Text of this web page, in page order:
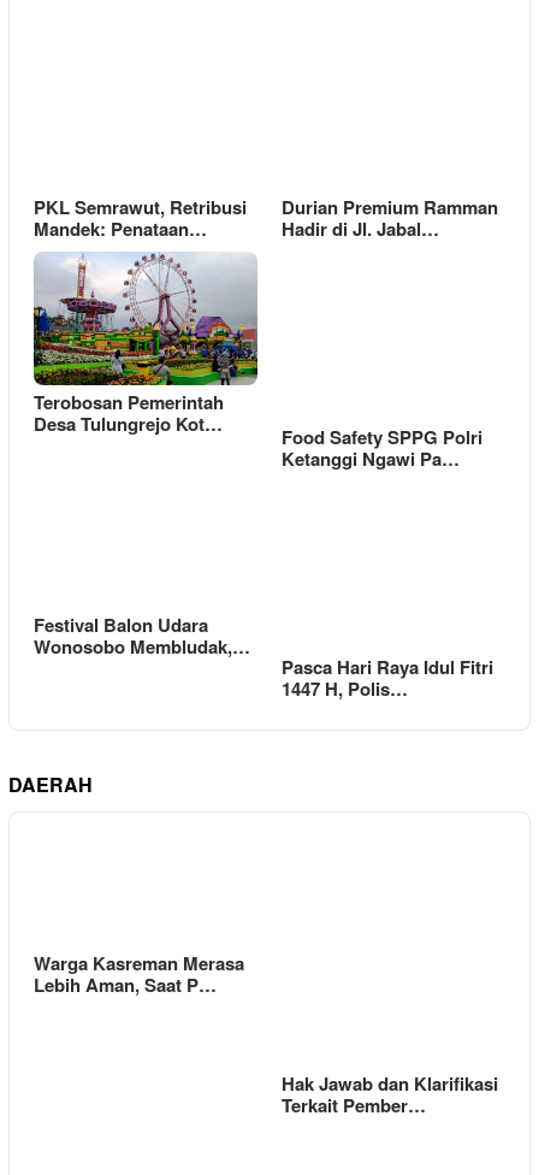
PKL Semrawut, Retribusi
Mandek: Penataan…
Durian Premium Ramman
Hadir di Jl. Jabal…
Terobosan Pemerintah
Desa Tulungrejo Kot…
Food Safety SPPG Polri
Ketanggi Ngawi Pa…
Festival Balon Udara
Wonosobo Membludak,…
Pasca Hari Raya Idul Fitri
1447 H, Polis…
DAERAH
Warga Kasreman Merasa
Lebih Aman, Saat P…
Hak Jawab dan Klarifikasi
Terkait Pember…